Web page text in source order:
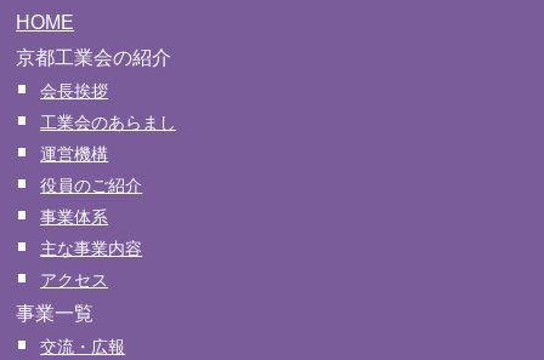
HOME
京都工業会の紹介
会長挨拶
工業会のあらまし
運営機構
役員のご紹介
事業体系
主な事業内容
アクセス
事業一覧
交流・広報